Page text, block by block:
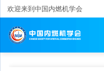
欢迎来到中国内燃机学会